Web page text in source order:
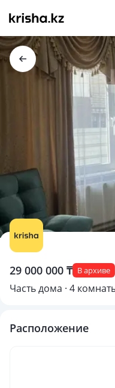
29 000 000 ₸ В архиве
Часть дома · 4
Расположение